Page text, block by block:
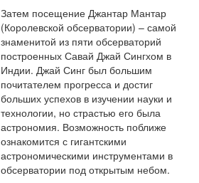
Затем посещение Джантар Мантар
(Королевской обсерватории) – самой
знаменитой из пяти обсерваторий
построенных Савай Джай Сингхом в
Индии. Джай Синг был большим
почитателем прогресса и достиг
больших успехов в изучении науки и
технологии, но страстью его была
астрономия. Возможность поближе
ознакомится с гигантскими
астрономическими инструментами в
обсерватории под открытым небом.